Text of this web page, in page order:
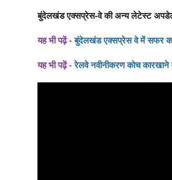
बुंदेलखंड एक्सप्रेस-वेकी अन्य लेटेस्ट
यह भी पढ़ें -बुंदेलखंड एक्सप्रेस वे में सफर
यह भी पढ़ें -रेलवे नवीनीकरण कोच कारखाने